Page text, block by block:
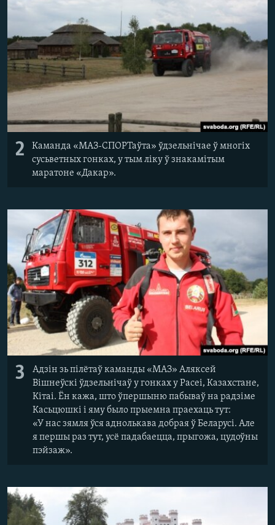
2
Каманда «МАЗ-СПОРТаўта» ўдзельнічае ў многіх
сусьветных гонках, у тым ліку ў знакамітым
маратоне «Дакар».
3
Адзін зь пілётаў каманды «МАЗ» Аляксей
Вішнеўскі ўдзельнічаў у гонках у Расеі, Казахстане,
Кітаі. Ён кажа, што ўпершыню пабываў на радзіме
Касьцюшкі і яму было прыемна праехаць тут:
«У нас зямля ўся аднолькава добрая ў Беларусі. Але
я першы раз тут, усё падабаецца, прыгожа, цудоўны
пэйзаж».